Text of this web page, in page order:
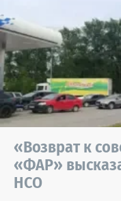
«Возврат к
«ФАР»
НСО